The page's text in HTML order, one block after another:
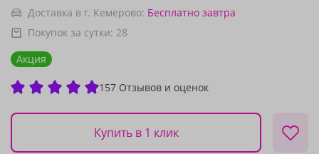
Доставка в г. Кемерово: Бесплатно завтра
Покупок за сутки: 28
Акция
157 Отзывов и оценок
Купить в 1 клик